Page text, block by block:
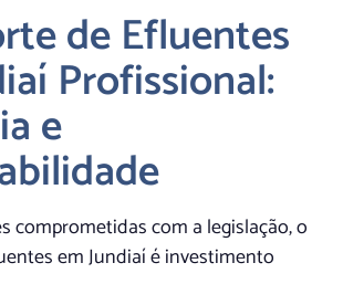
de Efluentes
Profissional:
e
comprometidas com a legislação, o
em Jundiaí é investimento